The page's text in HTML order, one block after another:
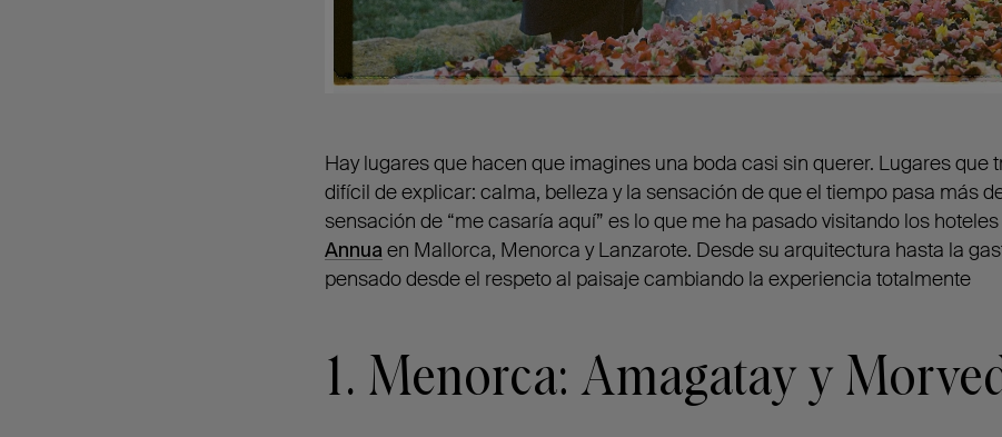
Hay lugares que hacen que imagines una boda casi sin querer. Lugares que
difícil de explicar: calma, belleza y la sensación de que el tiempo pasa más
sensación de “me casaría aquí” es lo que me ha pasado visitando los
Annua en Mallorca, Menorca y Lanzarote. Desde su arquitectura hasta la
pensado desde el respeto al paisaje cambiando la experiencia totalmente
1. Menorca: Amagatay y